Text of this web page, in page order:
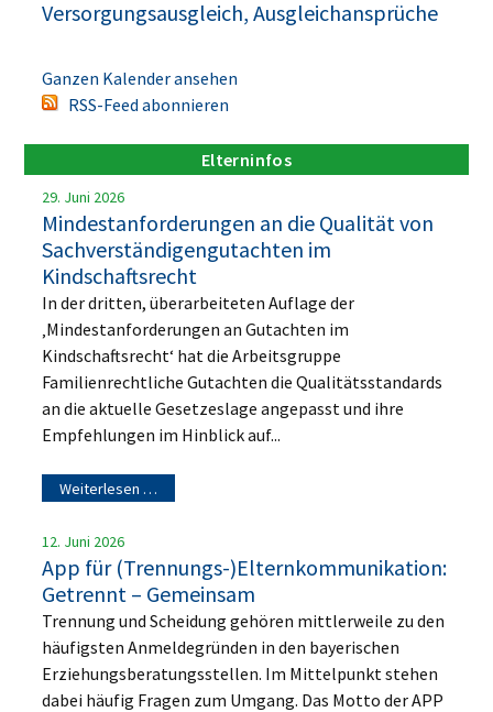
Versorgungsausgleich, Ausgleichansprüche
Ganzen Kalender ansehen
RSS-Feed abonnieren
Elterninfos
29. Juni 2026
Mindestanforderungen an die Qualität von
Sachverständigengutachten im
Kindschaftsrecht
In der dritten, überarbeiteten Auflage der
‚Mindestanforderungen an Gutachten im
Kindschaftsrecht‘ hat die Arbeitsgruppe
Familienrechtliche Gutachten die Qualitätsstandards
an die aktuelle Gesetzeslage angepasst und ihre
Empfehlungen im Hinblick auf...
Weiterlesen …
12. Juni 2026
App für (Trennungs-)Elternkommunikation:
Getrennt – Gemeinsam
Trennung und Scheidung gehören mittlerweile zu den
häufigsten Anmeldegründen in den bayerischen
Erziehungsberatungsstellen. Im Mittelpunkt stehen
dabei häufig Fragen zum Umgang. Das Motto der APP